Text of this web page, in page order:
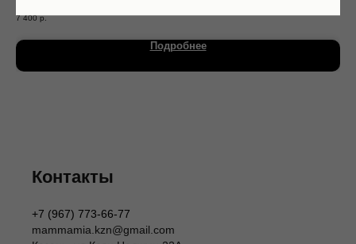
7 400 р.
Подробнее
Контакты
+7 (967) 773-66-77
mammamia.kzn@gmail.com
Каталог
Девочки
О нас
Sale
Согласие на обработку персональных данных
Согласие на получение рекламных рассылок
ИП Шаронова Надежда Александровна